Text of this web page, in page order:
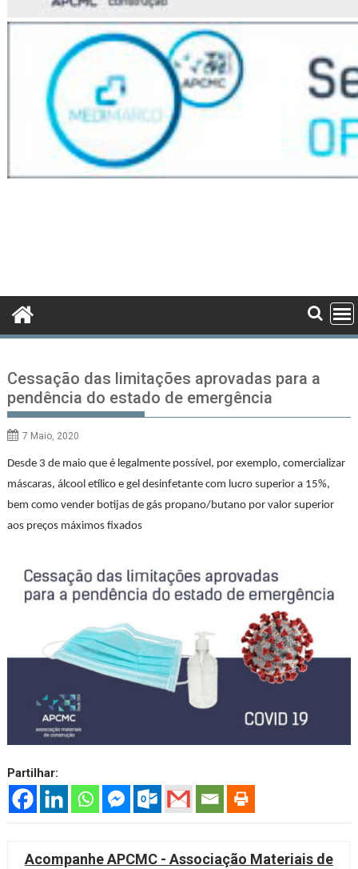
Cessação das limitações aprovadas para a
pendência do estado de emergência
7 Maio, 2020
Desde 3 de maio que é legalmente possível, por exemplo, comercializar
máscaras, álcool etílico e gel desinfetante com lucro superior a 15%,
bem como vender botijas de gás propano/butano por valor superior
aos preços máximos fixados
Partilhar:
Acompanhe APCMC - Associação Materiais de